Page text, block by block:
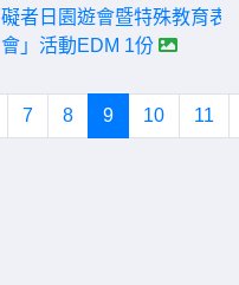
礙者日園遊會暨特殊教育表
會」活動EDM 1份
7 8 9 10 11